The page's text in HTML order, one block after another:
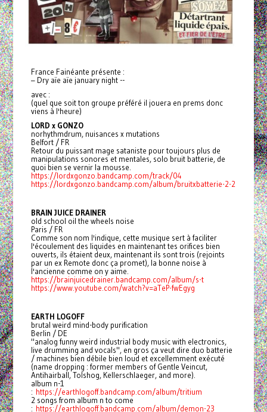
France Fainéante présente :
– Dry aïe aïe january night --
avec :
(quel que soit ton groupe préféré il jouera en prems donc
viens à l'heure)
LORD x GONZO
norhythmdrum, nuisances x mutations
Belfort / FR
Retour du puissant mage sataniste pour toujours plus de
manipulations sonores et mentales, solo bruit batterie, de
quoi bien se vernir la mousse.
https://lordxgonzo.bandcamp.com/track/04
https://lordxgonzo.bandcamp.com/album/bruitxbatterie-2-2
BRAIN JUICE DRAINER
old school oil the wheels noise
Paris / FR
Comme son nom l'indique, cette musique sert à faciliter
l'écoulement des liquides en maintenant tes orifices bien
ouverts, ils étaient deux, maintenant ils sont trois (rejoints
par un ex Remote donc ça promet), la bonne noise à
l'ancienne comme on y aime.
https://brainjuicedrainer.bandcamp.com/album/s-t
https://www.youtube.com/watch?v=aTeP-fwEgyg
EARTH LOGOFF
brutal weird mind-body purification
Berlin / DE
"analog funny weird industrial body music with electronics,
live drumming and vocals", en gros ça veut dire duo batterie
/ machines bien débile bien loud et excellemment exécuté
(name dropping : former members of Gentle Veincut,
Antihairball, Tolshog, Kellerschlaeger, and more).
album n-1
: https://earthlogoff.bandcamp.com/album/tritium
2 songs from album n to come
: https://earthlogoff.bandcamp.com/album/demon-23